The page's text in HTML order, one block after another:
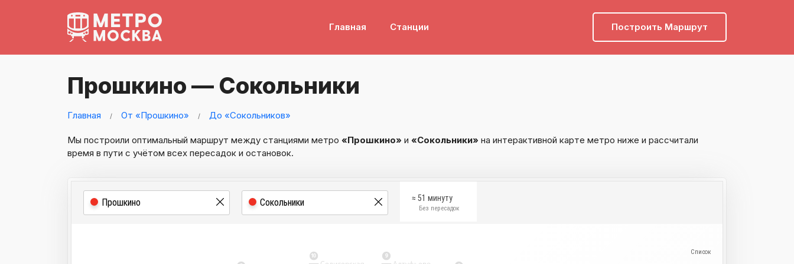
Главная Станции Построить Маршрут
Прошкино — Сокольники
Главная От «Прошкино» До «Сокольников»
Мы построили оптимальный маршрут между станциями метро «Прошкино» и «Сокольники» на интерактивной карте метро ниже и рассчитали
время в пути с учётом всех пересадок и остановок.
≈ 51 минуту
Без пересадок
9
10